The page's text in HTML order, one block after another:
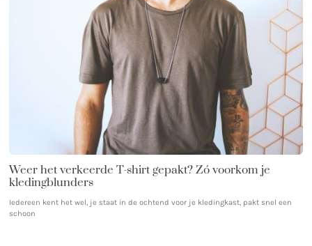
Weer het verkeerde T-shirt gepakt? Zó voorkom je
kledingblunders
Iedereen kent het wel, je staat in de ochtend voor je kledingkast, pakt snel een
schoon